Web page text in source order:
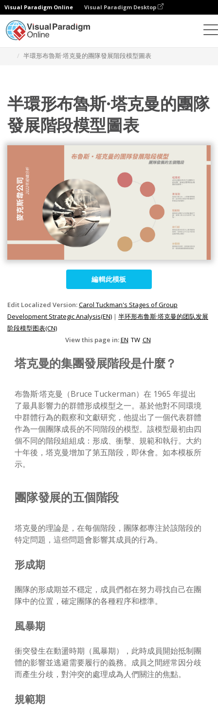
Visual Paradigm Online Visual Paradigm Desktop
半環形布魯斯·塔克曼的團隊發展階段模型圖表
半環形布魯斯·塔克曼的團隊
發展階段模型圖表
編輯此模板
Edit Localized Version:Carol Tuckman's Stages of Group
Development Strategic Analysis(EN) | 半环形布鲁斯·塔克曼的团队发展
阶段模型图表(CN)
View this page in:EN TW CN
塔克曼的集團發展階段是什麼？
布魯斯·塔克曼（Bruce Tuckerman）在 1965 年提出
了最具影響力的群體形成模型之一。基於他對不同環境
中群體行為的觀察和文獻研究，他提出了一個代表群體
作為一個團隊成長的不同階段的模型。該模型最初由四
個不同的階段組組成：形成、衝擊、規範和執行。大約
十年後，塔克曼增加了第五階段，即休會。如本模板所
示。
團隊發展的五個階段
塔克曼的理論是，在每個階段，團隊都專注於該階段的
特定問題，這些問題會影響其成員的行為。
形成期
團隊的形成期並不穩定，成員們都在努力尋找自己在團
隊中的位置，確定團隊的各種程序和標準。
風暴期
衝突發生在動盪時期（風暴期），此時成員開始抵制團
體的影響並逃避需要履行的義務。成員之間經常因分歧
而產生分歧，對沖突的處理成為人們關注的焦點。
規範期